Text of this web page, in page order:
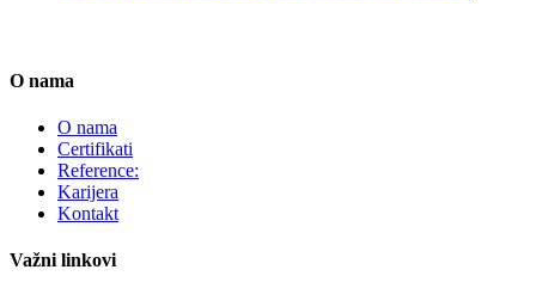
O nama
O nama
Certifikati
Reference:
Karijera
Kontakt
Važni linkovi